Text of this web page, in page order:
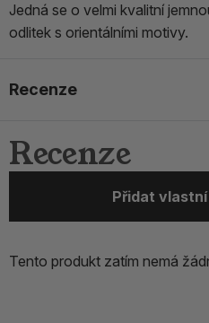
Jedná se o velmi kvalitní
odlitek s orientálními motivy.
Recenze
Recenze
Přidat
Tento produkt zatím nemá